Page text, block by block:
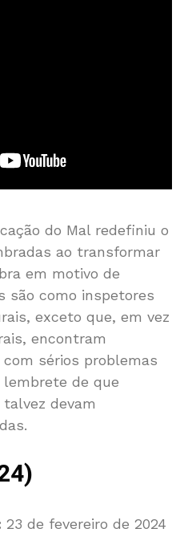
do Mal redefiniu o
ao transformar
em motivo de
são como inspetores
exceto que, em vez
encontram
sérios problemas
de que
devam
23 de fevereiro de 2024